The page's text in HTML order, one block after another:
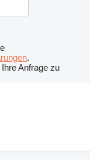
.
Anfrage zu